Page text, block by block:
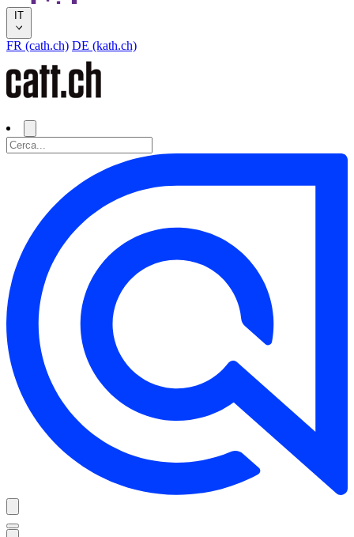
IT
FR (cath.ch) DE (kath.ch)